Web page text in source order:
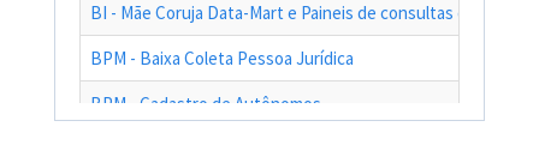
BI - Mãe Coruja Data-Mart e Paineis de consultas das
BPM - Baixa Coleta Pessoa Jurídica
BPM - Cadastro de Autônomos